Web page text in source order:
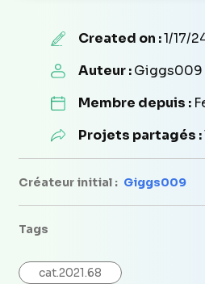
Created on :1/17/
Auteur :Giggs009
Membre depuis :
Projets partagés :
Créateur initial : Giggs009
Tags
cat.2021.68